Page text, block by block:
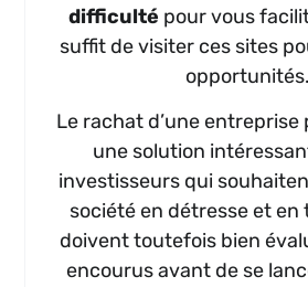
difficulté pour vous
suffit de visiter ces sites
opportunités.
Le rachat d’une entreprise
une solution
investisseurs qui
société en détresse et en
doivent toutefois bien
encourus avant de se